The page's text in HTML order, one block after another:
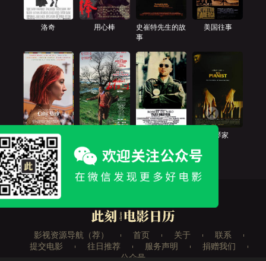
洛奇 用心棒
史崔特先生的故
事
美国往事
伯德小姐 钢琴家
影视资源导航（荐） 首页 关于
联系
提交电影
往日推荐 服务声明
捐赠我们
公众号